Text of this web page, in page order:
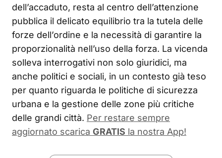
dell’accaduto, resta al centro dell’attenzione
pubblica il delicato equilibrio tra la tutela delle
forze dell’ordine e la necessità di garantire la
proporzionalità nell’uso della forza. La vicenda
solleva interrogativi non solo giuridici, ma
anche politici e sociali, in un contesto già teso
per quanto riguarda le politiche di sicurezza
urbana e la gestione delle zone più critiche
delle grandi città. Per restare sempre
aggiornato scarica GRATIS la nostra App!